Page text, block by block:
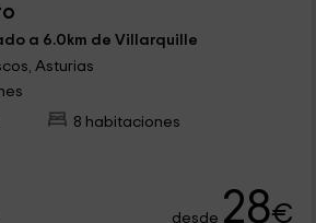
a 6.0km de Villarquille
Asturias
8 habitaciones
desde 28€